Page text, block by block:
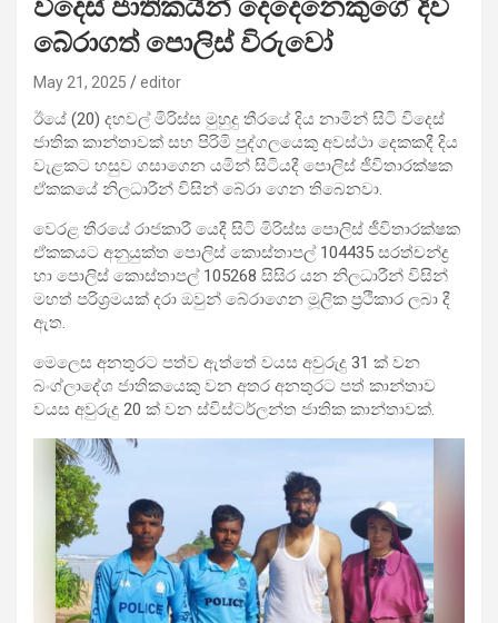
විදෙස් ජාතිකයින් දෙදෙනෙකුගේ දිවි
බේරාගත් පොලිස් විරුවෝ
May 21, 2025 editor
ඊයේ (20) දහවල් මිරිස්ස මුහුදු තීරයේ දිය නාමින් සිටි විදෙස්
ජාතික කාන්තාවක් සහ පිරිමි පුද්ගලයෙකු අවස්ථා දෙකකදී දිය
වැළකට හසුව ගසාගෙන යමින් සිටියදී පොලිස් ජීවිතාරක්ෂක
ඒකකයේ නිලධාරීන් විසින් බේරා ගෙන තිබෙනවා.
වෙරළ තීරයේ රාජකාරී යෙදී සිටි මිරිස්ස පොලිස් ජීවිතාරක්ෂක
ඒකකයට අනුයුක්ත පොලිස් කොස්තාපල් 104435 සරත්චන්ද්‍ර
හා පොලිස් කොස්තාපල් 105268 සිසිර යන නිලධාරීන් විසින්
මහත් පරිශ්‍රමයක් දරා ඔවුන් බේරාගෙන මූලික ප්‍රථිකාර ලබා දී
ඇත.
මෙලෙස අනතුරට පත්ව ඇත්තේ වයස අවුරුදු 31 ක් වන
බංග්ලාදේශ ජාතිකයෙකු වන අතර අනතුරට පත් කාන්තාව
වයස අවුරුදු 20 ක් වන ස්විස්ටර්ලන්ත ජාතික කාන්තාවක්.